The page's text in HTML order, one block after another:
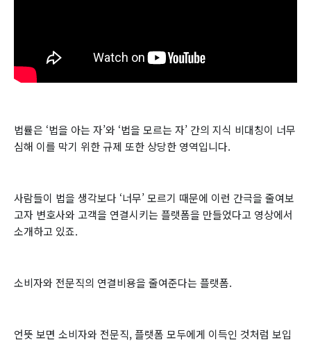
법률은 ‘법을 아는 자’와 ‘법을 모르는 자’ 간의 지식 비대칭이 너무
심해 이를 막기 위한 규제 또한 상당한 영역입니다.
사람들이 법을 생각보다 ‘너무’ 모르기 때문에 이런 간극을 줄여보
고자 변호사와 고객을 연결시키는 플랫폼을 만들었다고 영상에서
소개하고 있죠.
소비자와 전문직의 연결비용을 줄여준다는 플랫폼.
언뜻 보면 소비자와 전문직, 플랫폼 모두에게 이득인 것처럼 보입